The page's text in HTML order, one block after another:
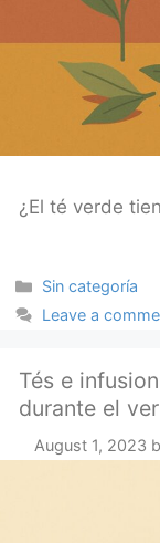
¿El té verde
Categories
Sin categoría
Leave a
Tés e
durante el
August 1, 2023